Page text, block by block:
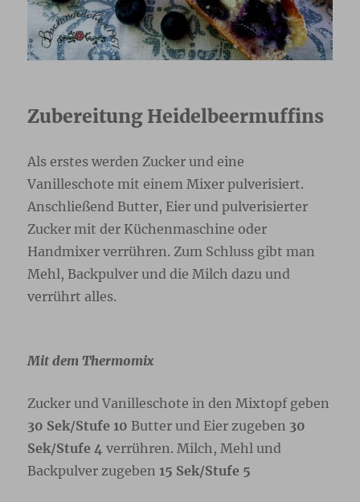
Zubereitung Heidelbeermuffins
Als erstes werden Zucker und eine
Vanilleschote mit einem Mixer pulverisiert.
Anschließend Butter, Eier und pulverisierter
Zucker mit der Küchenmaschine oder
Handmixer verrühren. Zum Schluss gibt man
Mehl, Backpulver und die Milch dazu und
verrührt alles.
Mit dem Thermomix
Zucker und Vanilleschote in den Mixtopf geben
30 Sek/Stufe 10Butter und Eier zugeben 30
Sek/Stufe 4verrühren. Milch, Mehl und
Backpulver zugeben 15 Sek/Stufe 5